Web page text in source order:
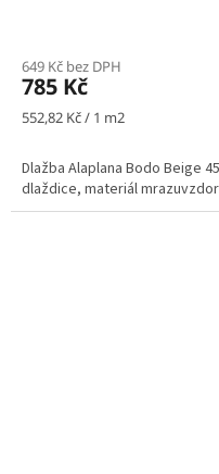
649 Kč bez DPH
785 Kč
Měrná
552,82 Kč / 1 m2
Dlažba Alaplana Bodo Beige
dlaždice, materiál